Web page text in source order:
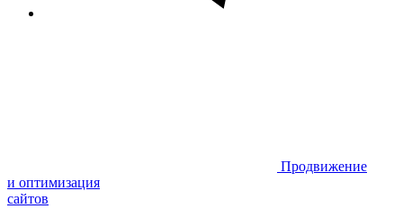
Продвижение
и оптимизация
сайтов